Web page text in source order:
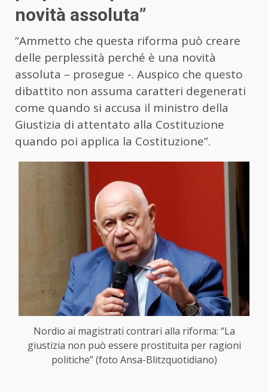
novità assoluta”
“Ammetto che questa riforma può creare
delle perplessità perché è una novità
assoluta – prosegue -. Auspico che questo
dibattito non assuma caratteri degenerati
come quando si accusa il ministro della
Giustizia di attentato alla Costituzione
quando poi applica la Costituzione”.
Nordio ai magistrati contrari alla riforma: “La
giustizia non può essere prostituita per ragioni
politiche” (foto Ansa-Blitzquotidiano)